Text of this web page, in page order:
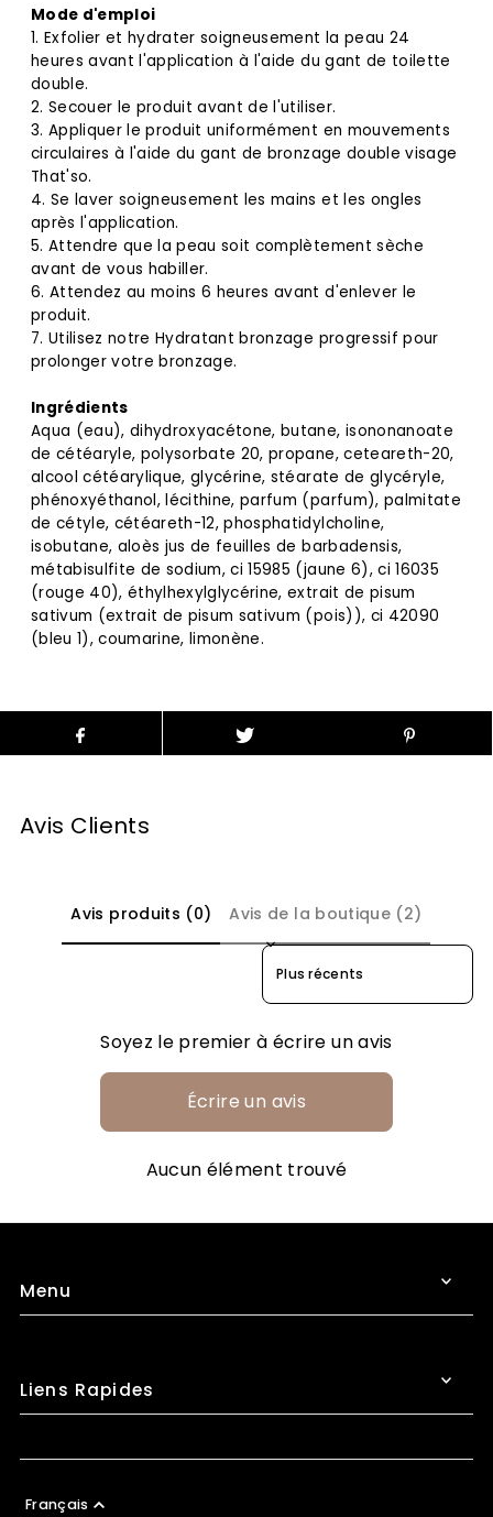
Mode d'emploi
1. Exfolier et hydrater soigneusement la peau 24
heures avant l'application à l'aide du gant de toilette
double.
2. Secouer le produit avant de l'utiliser.
3. Appliquer le produit uniformément en mouvements
circulaires à l'aide du gant de bronzage double visage
That'so.
4. Se laver soigneusement les mains et les ongles
après l'application.
5. Attendre que la peau soit complètement sèche
avant de vous habiller.
6. Attendez au moins 6 heures avant d'enlever le
produit.
7. Utilisez notre Hydratant bronzage progressif pour
prolonger votre bronzage.
Ingrédients
Aqua (eau), dihydroxyacétone, butane, isononanoate
de cétéaryle, polysorbate 20, propane, ceteareth-20,
alcool cétéarylique, glycérine, stéarate de glycéryle,
phénoxyéthanol, lécithine, parfum (parfum), palmitate
de cétyle, cétéareth-12, phosphatidylcholine,
isobutane, aloès jus de feuilles de barbadensis,
métabisulfite de sodium, ci 15985 (jaune 6), ci 16035
(rouge 40), éthylhexylglycérine, extrait de pisum
sativum (extrait de pisum sativum (pois)), ci 42090
(bleu 1), coumarine, limonène.
Avis Clients
Avis produits (0) Avis de la boutique (2)
Sort reviews by
Soyez le premier à écrire un avis
Écrire un avis
Aucun élément trouvé
Menu
Liens Rapides
Français